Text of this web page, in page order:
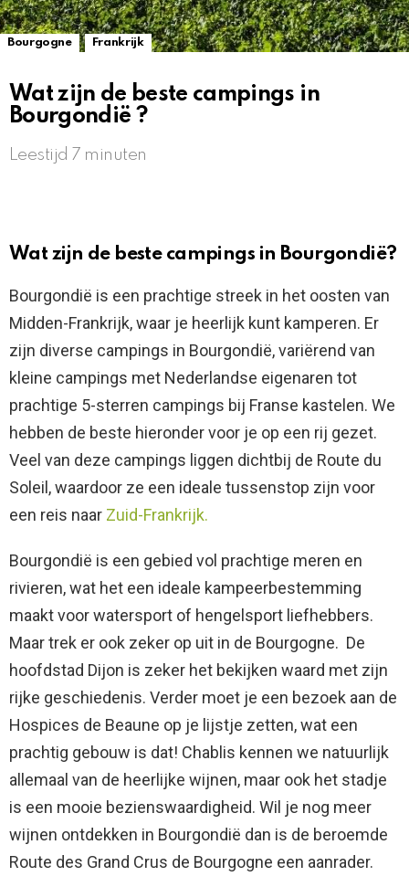
Bourgogne , Frankrijk
Wat zijn de beste campings in
Bourgondië ?
Leestijd 7 minuten
Wat zijn de beste campings in Bourgondië?
Bourgondië is een prachtige streek in het oosten van
Midden-Frankrijk, waar je heerlijk kunt kamperen. Er
zijn diverse campings in Bourgondië, variërend van
kleine campings met Nederlandse eigenaren tot
prachtige 5-sterren campings bij Franse kastelen. We
hebben de beste hieronder voor je op een rij gezet.
Veel van deze campings liggen dichtbij de Route du
Soleil, waardoor ze een ideale tussenstop zijn voor
een reis naar Zuid-Frankrijk.
Bourgondië is een gebied vol prachtige meren en
rivieren, wat het een ideale kampeerbestemming
maakt voor watersport of hengelsport liefhebbers.
Maar trek er ook zeker op uit in de Bourgogne. De
hoofdstad Dijon is zeker het bekijken waard met zijn
rijke geschiedenis. Verder moet je een bezoek aan de
Hospices de Beaune op je lijstje zetten, wat een
prachtig gebouw is dat! Chablis kennen we natuurlijk
allemaal van de heerlijke wijnen, maar ook het stadje
is een mooie bezienswaardigheid. Wil je nog meer
wijnen ontdekken in Bourgondië dan is de beroemde
Route des Grand Crus de Bourgogne een aanrader.